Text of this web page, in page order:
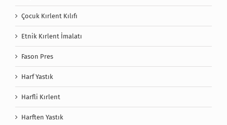
Çocuk Kırlent Kılıfı
Etnik Kırlent İmalatı
Fason Pres
Harf Yastık
Harfli Kırlent
Harften Yastık